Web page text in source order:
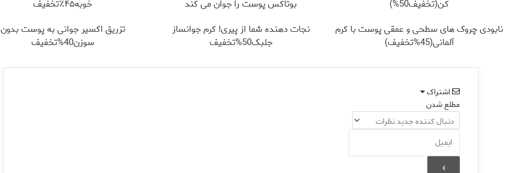
کن(تخفیف50%)
بوتاکس پوست را جوان می کند
خوبه۴۵٪تخفیف
نابودی چروک های سطحی و عمقی پوست با کرم
آلمانی(45%تخفیف)
نجات دهنده شما از پیری! کرم جوانساز
جلبک50%تخفیف
تزریق اکسیر جوانی به پوست بدون
سوزن40%تخفیف
اشتراک
مطلع شدن